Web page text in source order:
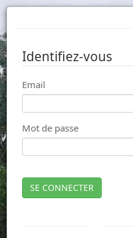
Identifiez-vous
Email
Mot de passe
SE CONNECTER